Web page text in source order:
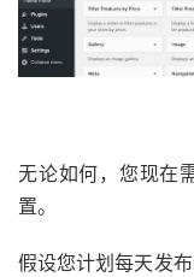
无论如何，您现在
置。
假设您计划每天发